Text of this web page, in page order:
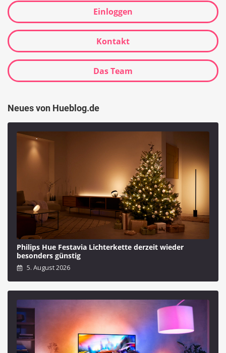
Einloggen
Kontakt
Das Team
Neues von Hueblog.de
Philips Hue Festavia Lichterkette derzeit wieder
besonders günstig
5. August 2026